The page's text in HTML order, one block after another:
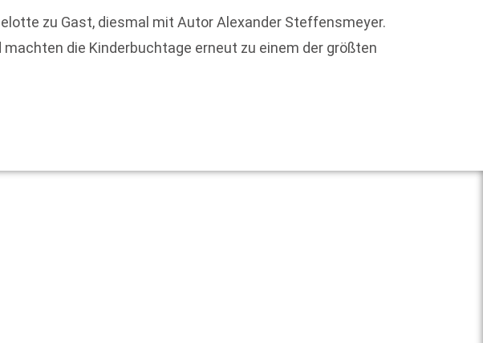
zu Gast, diesmal mit Autor Alexander Steffensmeyer.
die Kinderbuchtage erneut zu einem der größten